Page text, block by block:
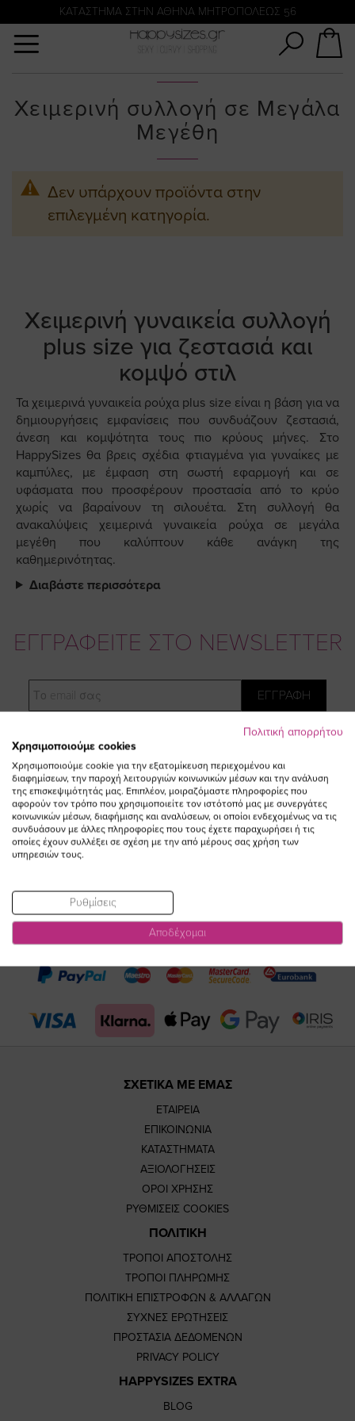
KATΑΣΤΗΜΑ ΣΤΗΝ ΑΘΗΝΑ ΜΗΤΡΟΠΟΛΕΩΣ 56
Χειμερινή συλλογή σε Μεγάλα
Μεγέθη
Δεν υπάρχουν προϊόντα στην
επιλεγμένη κατηγορία.
Χειμερινή γυναικεία συλλογή
plus size για ζεστασιά και
κομψό στιλ
Τα χειμερινά γυναικεία ρούχα plus size είναι η βάση για να
δημιουργήσεις εμφανίσεις που συνδυάζουν ζεστασιά,
άνεση και κομψότητα τους πιο κρύους μήνες. Στο
HappySizes θα βρεις σχέδια φτιαγμένα για γυναίκες με
καμπύλες, με έμφαση στη σωστή εφαρμογή και σε
υφάσματα που προσφέρουν προστασία από το κρύο
χωρίς να βαραίνουν τη σιλουέτα. Στη συλλογή θα
ανακαλύψεις χειμερινά γυναικεία ρούχα σε μεγάλα
μεγέθη που καλύπτουν κάθε ανάγκη της
καθημερινότητας.
Διαβάστε περισσότερα
ΕΓΓΡΑΦΕΙΤΕ ΣΤΟ NEWSLETTER
Email
ΕΓΓΡΑΦΗ
Όρους Χρήσης
Visit
https://
page
Visit
https://
page
https://
page
our
TikTok
page
ΣΧΕΤΙΚΑ ΜΕ ΕΜΑΣ
ΕΤΑΙΡΕΙΑ
ΕΠΙΚΟΙΝΩΝΙΑ
ΚΑΤΑΣΤΗΜΑΤΑ
ΑΞΙΟΛΟΓΗΣΕΙΣ
ΟΡΟΙ ΧΡΗΣΗΣ
ΡΥΘΜΙΣΕΙΣ COOKIES
ΠΟΛΙΤΙΚΗ
ΤΡΟΠΟΙ ΑΠΟΣΤΟΛΗΣ
ΤΡΟΠΟΙ ΠΛΗΡΩΜΗΣ
ΠΟΛΙΤΙΚΗ ΕΠΙΣΤΡΟΦΩΝ & ΑΛΛΑΓΩΝ
ΣΥΧΝΕΣ ΕΡΩΤΗΣΕΙΣ
ΠΡΟΣΤΑΣΙΑ ΔΕΔΟΜΕΝΩΝ
PRIVACY POLICY
HAPPYSIZES EXTRA
BLOG
Αναζήτηση
Πολιτική απορρήτου
Χρησιμοποιούμε cookies
Χρησιμοποιούμε cookie για την εξατομίκευση περιεχομένου και
διαφημίσεων, την παροχή λειτουργιών κοινωνικών μέσων και την ανάλυση
της επισκεψιμότητάς μας. Επιπλέον, μοιραζόμαστε πληροφορίες που
αφορούν τον τρόπο που χρησιμοποιείτε τον ιστότοπό μας με συνεργάτες
κοινωνικών μέσων, διαφήμισης και αναλύσεων, οι οποίοι ενδεχομένως να τις
συνδυάσουν με άλλες πληροφορίες που τους έχετε παραχωρήσει ή τις
οποίες έχουν συλλέξει σε σχέση με την από μέρους σας χρήση των
υπηρεσιών τους.
Ρυθμίσεις
Αποδέχομαι